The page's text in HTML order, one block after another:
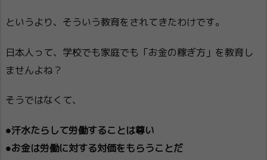
というより、そういう教育をされてきたわけです。
日本人って、学校でも家庭でも「お金の稼ぎ方」を教育し
ませんよね？
そうではなくて、
●汗水たらして労働することは尊い
●お金は労働に対する対価をもらうことだ